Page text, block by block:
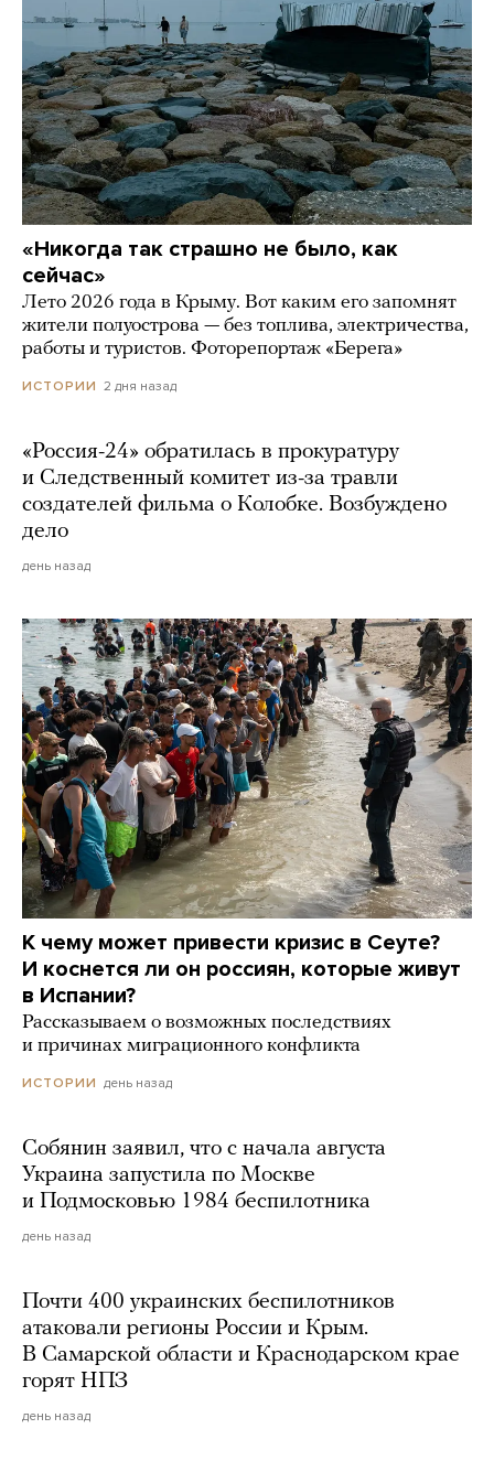
«Никогда так страшно не было, как
сейчас»
Лето 2026 года в Крыму. Вот каким его запомнят
жители полуострова — без топлива, электричества,
работы и туристов. Фоторепортаж «Берега»
ИСТОРИИ 2 дня назад
«Россия-24» обратилась в прокуратуру
и Следственный комитет из-за травли
создателей фильма о Колобке. Возбуждено
дело
день назад
К чему может привести кризис в Сеуте?
И коснется ли он россиян, которые живут
в Испании?
Рассказываем о возможных последствиях
и причинах миграционного конфликта
ИСТОРИИ день назад
Собянин заявил, что с начала августа
Украина запустила по Москве
и Подмосковью 1984 беспилотника
день назад
Почти 400 украинских беспилотников
атаковали регионы России и Крым.
В Самарской области и Краснодарском крае
горят НПЗ
день назад